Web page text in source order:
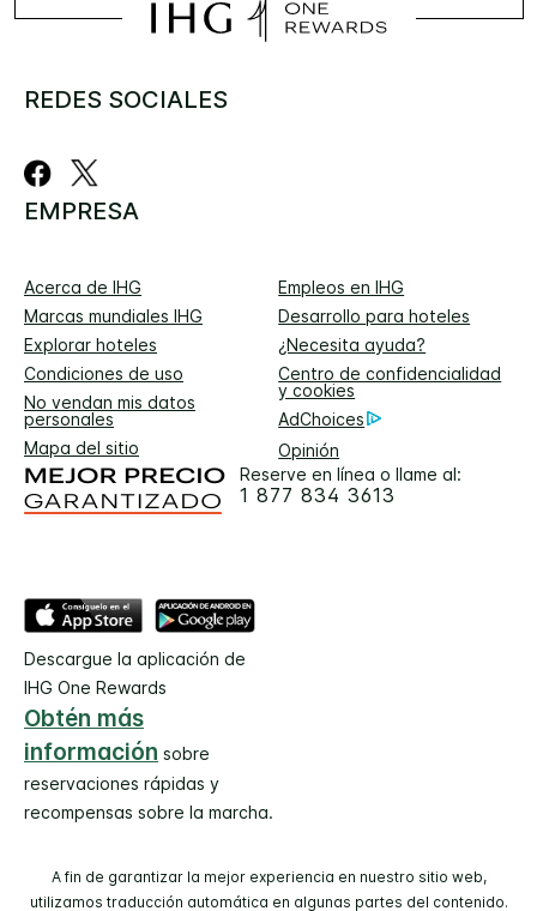
REDES SOCIALES
EMPRESA
Acerca de IHG
Empleos en IHG
Marcas mundiales IHG
Desarrollo para hoteles
Explorar hoteles
¿Necesita ayuda?
Condiciones de uso
Centro de confidencialidad
y cookies
No vendan mis datos
personales
AdChoices
Mapa del sitio
Opinión
Reserve en línea o llame al:
1 877 834 3613
Descargue la aplicación de
IHG One Rewards
Obtén más
información sobre
reservaciones rápidas y
recompensas sobre la marcha.
A fin de garantizar la mejor experiencia en nuestro sitio web,
utilizamos traducción automática en algunas partes del contenido.